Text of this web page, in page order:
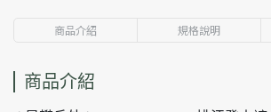
商品介紹 規格說明
商品介紹